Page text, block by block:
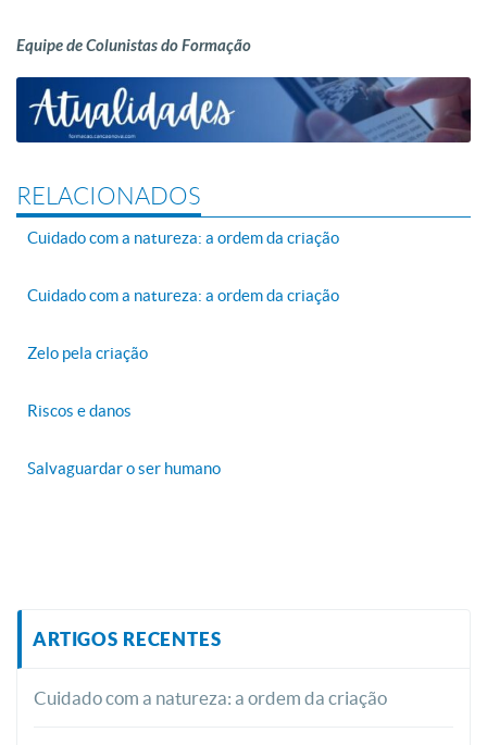
Equipe de Colunistas do Formação
RELACIONADOS
Cuidado com a natureza: a ordem da criação
Cuidado com a natureza: a ordem da criação
Zelo pela criação
Riscos e danos
Salvaguardar o ser humano
ARTIGOS RECENTES
Cuidado com a natureza: a ordem da criação